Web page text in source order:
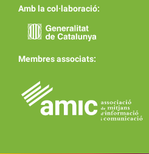
Amb la col·laboració:
Membres associats: